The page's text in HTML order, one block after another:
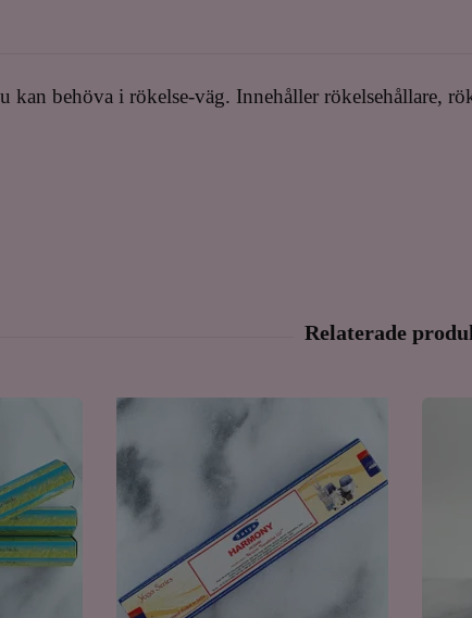
kan behöva i rökelse-väg. Innehåller rökelsehållare,